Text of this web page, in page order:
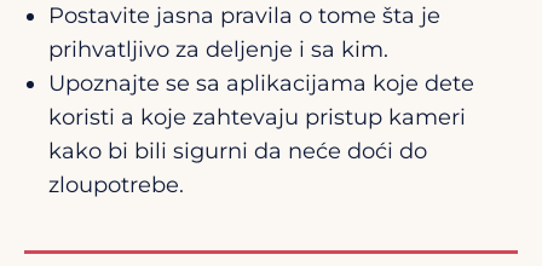
Postavite jasna pravila o tome šta je
prihvatljivo za deljenje i sa kim.
Upoznajte se sa aplikacijama koje dete
koristi a koje zahtevaju pristup kameri
kako bi bili sigurni da neće doći do
zloupotrebe.